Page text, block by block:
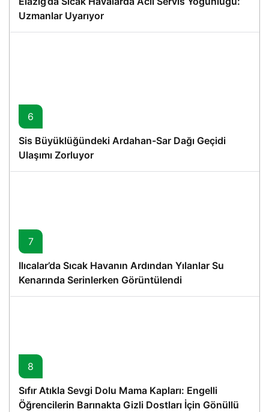
Uzmanlar Uyarıyor
6
Sis Büyüklüğündeki Ardahan-Sar Dağı Geçidi
Ulaşımı Zorluyor
7
Ilıcalar’da Sıcak Havanın Ardından Yılanlar Su
Kenarında Serinlerken Görüntülendi
8
Sıfır Atıkla Sevgi Dolu Mama Kapları: Engelli
Öğrencilerin Barınakta Gizli Dostları İçin Gönüllü